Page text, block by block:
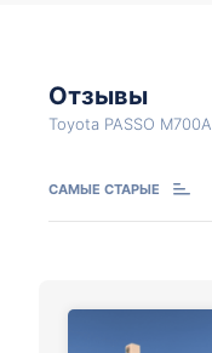
Отзывы
Toyota PASSO M700A
САМЫЕ СТАРЫЕ